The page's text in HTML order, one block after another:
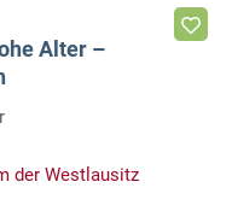
Alter –
der Westlausitz